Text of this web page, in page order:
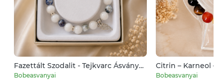
Fazettált Szodalit - Tejkvarc Ásvány
karkötő
Bobeasvanyai
Citrin – Karneol –
ásvány karkötő
Bobeasvanyai